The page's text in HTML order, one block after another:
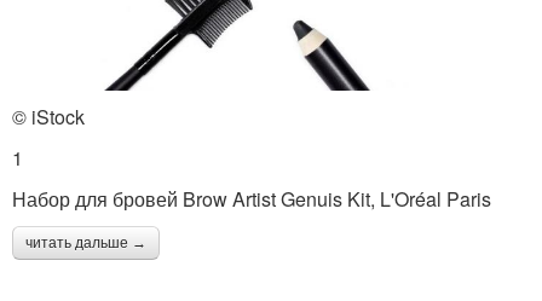
© iStock
1
Набор для бровей Brow Artist Genuis Kit, L'Oréal Paris
читать дальше →